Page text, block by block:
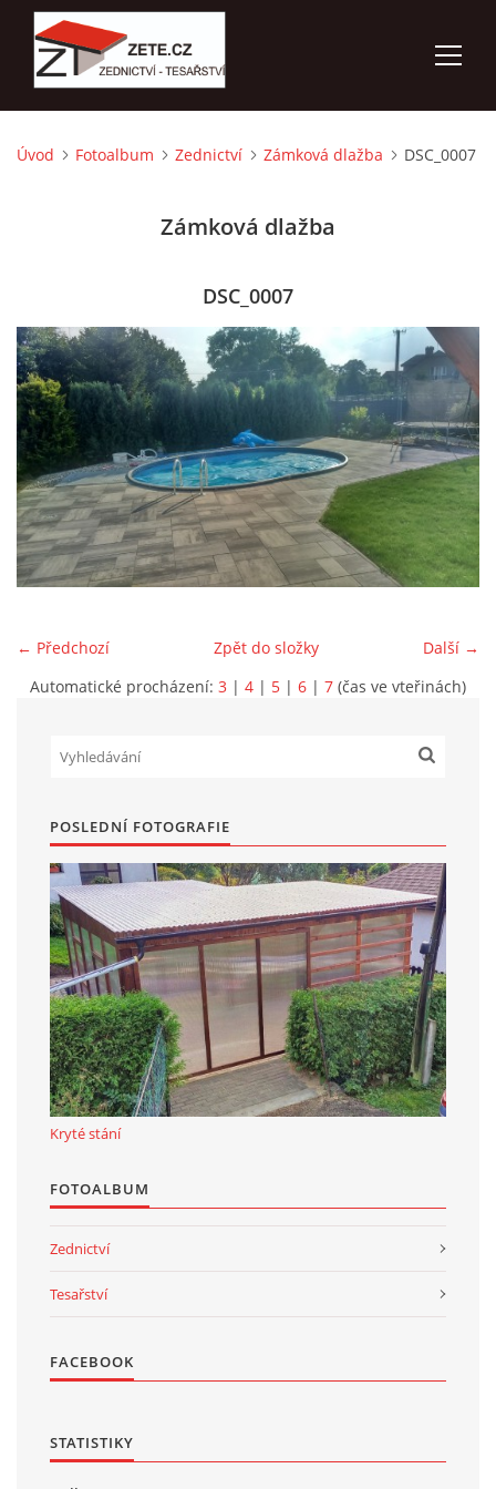
ÚVOD
KONTAKTY
3D VIZUALIZACE
Marek Petruželka
Studýnka 131
Hronov
+420 731561027
zete@zete.cz
www.zete.cz | Nahoru ↑
Úvod Fotoalbum Zednictví Zámková dlažba DSC_0007
Zámková dlažba
DSC_0007
← Předchozí Další →
Zpět do složky
Automatické procházení: 3 | 4 | 5 | 6 | 7 (čas ve vteřinách)
POSLEDNÍ FOTOGRAFIE
Kryté stání
FOTOALBUM
Zednictví
Tesařství
FACEBOOK
STATISTIKY